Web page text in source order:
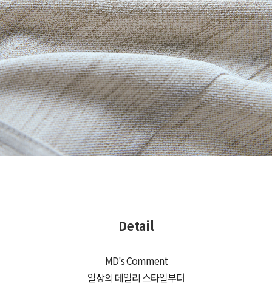
Detail
MD's Comment
일상의 데일리 스타일부터